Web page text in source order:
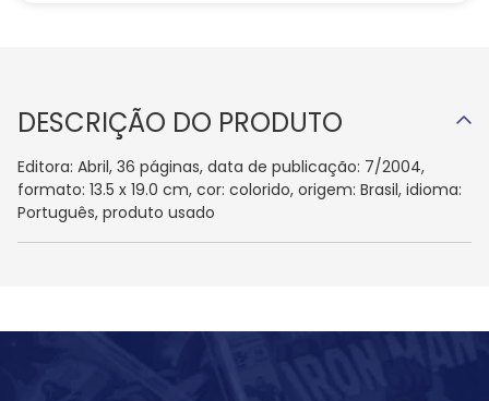
DESCRIÇÃO DO PRODUTO
Editora: Abril, 36 páginas, data de publicação: 7/2004,
formato: 13.5 x 19.0 cm, cor: colorido, origem: Brasil, idioma:
Português, produto usado